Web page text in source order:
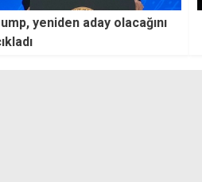
Beşikçioğlu gözaltına